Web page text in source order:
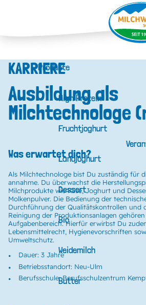
Produkte
High Protein
Fruchtjoghurt
Landjoghurt
Dessert
Bio
Weidemilch
Butter
KARRIERE
Ausbildung als
Milchtechnologe
Was erwartet dich?
Als Milchtechnologe bist Du zuständig für
annahme. Du überwachst die
Milchprodukte wie Käse, Joghurt und
Molkenpulver. Die Bedienung der
Durchführung der Qualitätskontrollen und
Reinigung der Produktionsanlagen
Aufgabenbereich. Hierfür erwirbst Du
Lebensmittelrecht, Hygienevorschriften
Umweltschutz.
Dauer: 3 Jahre
Betriebsstandort: Neu-Ulm
Berufsschule: Berufsschulzentrum